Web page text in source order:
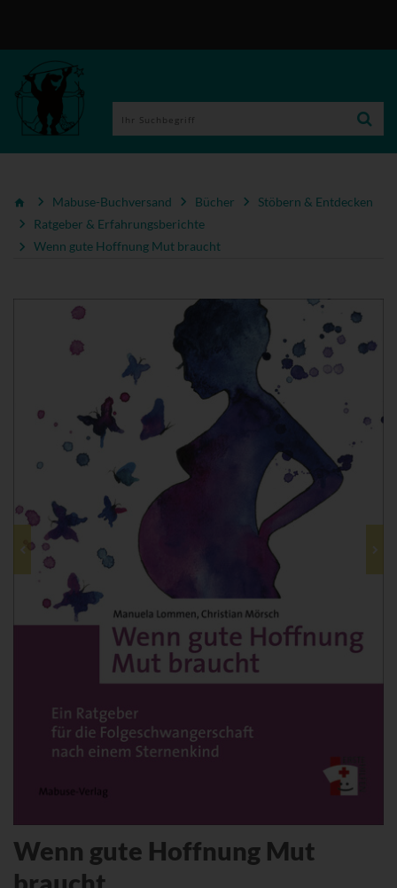
Mabuse-Buchversand Bücher
Stöbern & Entdecken
Ratgeber & Erfahrungsberichte
Wenn gute Hoffnung Mut braucht
Wenn gute Hoffnung Mut